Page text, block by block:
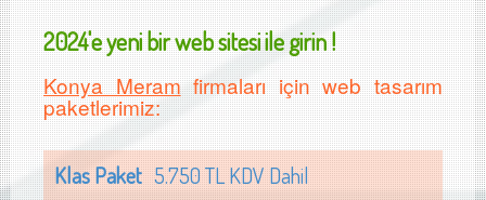
2024'e yeni bir web sitesi ile girin !
Konya Meramfirmaları için web tasarım
paketlerimiz:
Klas Paket5.750 TL KDV Dahil